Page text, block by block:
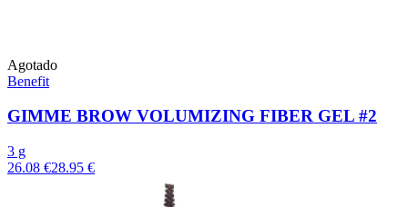
Agotado
Benefit
GIMME BROW VOLUMIZING FIBER GEL #2
3 g
26.08 €28.95 €